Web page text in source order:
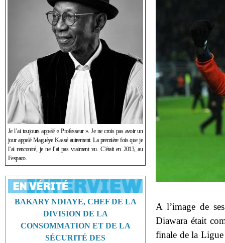
Je l’ai toujours appelé « Professeur ». Je ne crois pas avoir un
jour appelé Maguèye Kassé autrement. La première fois que je
l’ai rencontré, je ne l’ai pas vraiment vu. C’était en 2013, au
Fespaco.
BAKARY NDIAYE, CHEF DE LA
DIVISION DE LA
CONSOMMATION ET DE LA
SÉCURITÉ DES
A l’image de
Diawara était
finale de la